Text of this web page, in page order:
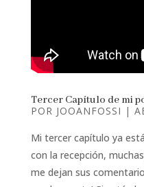
Tercer Capítulo de mi
POR JOOANFOSSI |
Mi tercer capítulo ya
con la recepción,
me dejan sus